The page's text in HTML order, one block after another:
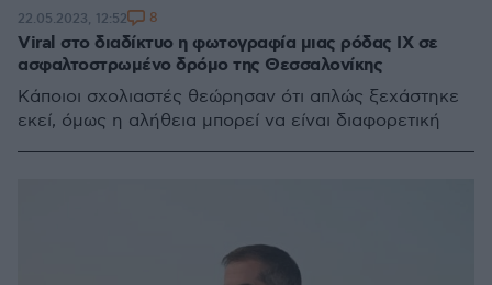
Viral στο διαδίκτυο η φωτογραφία μιας ρόδας IX σε
ασφαλτοστρωμένο δρόμο της Θεσσαλονίκης
Κάποιοι σχολιαστές θεώρησαν ότι απλώς ξεχάστηκε
εκεί, όμως η αλήθεια μπορεί να είναι διαφορετική
22.05.2023, 12:52 8